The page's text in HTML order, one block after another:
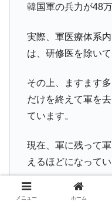
韓国軍の兵力が48万
実際、軍医療体系
は、研修医を除い
その上、ますます
だけを終えて軍を
ています。
現在、軍に残って
えるほどになってい
アメリカの『国防
メニュー ホーム